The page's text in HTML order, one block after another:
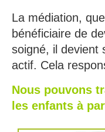
La médiation,
bénéficiaire de
soigné, il devient
actif. Cela
Nous pouvons
les enfants à